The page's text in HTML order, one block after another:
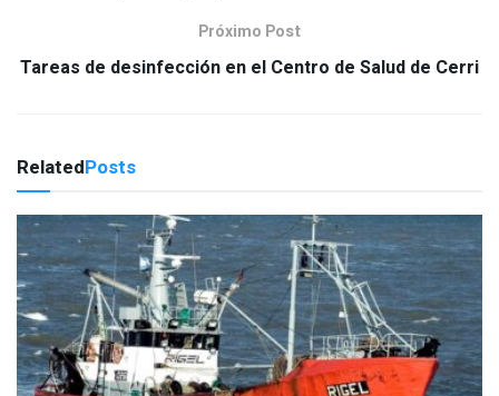
Próximo Post
Tareas de desinfección en el Centro de Salud de Cerri
RelatedPosts